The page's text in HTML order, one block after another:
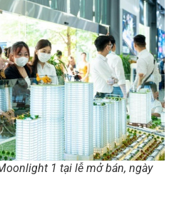
1 tại lễ mở bán, ngày